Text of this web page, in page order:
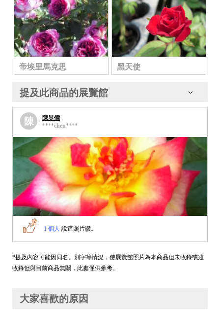
帝埃里馬克思 黑天使
提及此商品的展覽館
陳
陳昱儒
****chen****
1 個人 說這照片讚。
*提及內容可能因同名、別字等情況，使展覽館照片為本商品但未收錄或雖
收錄但與目前商品無關，此處僅供參考。
大家喜歡的原因